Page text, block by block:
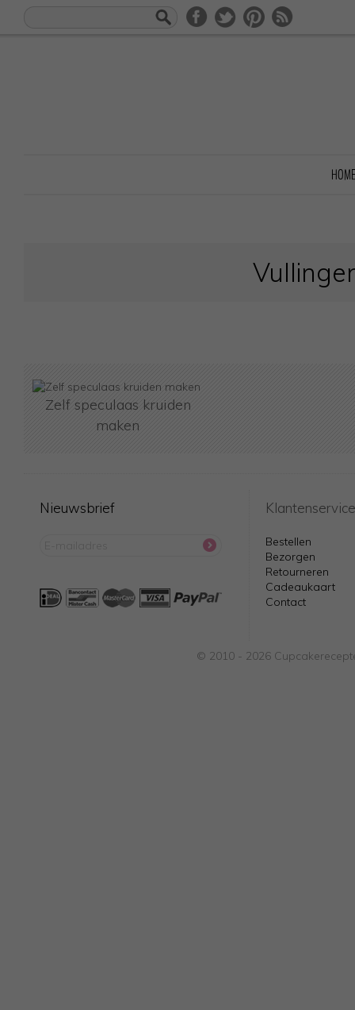
HOME
Zelf speculaas kruiden
maken
Nieuwsbrief Klantenservice
Bestellen
Bezorgen
Retourneren
Cadeaukaart
Contact
© 2010 - 2026